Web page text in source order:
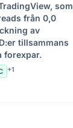
som
från 0,0
av
tillsammans
forexpar.
+1